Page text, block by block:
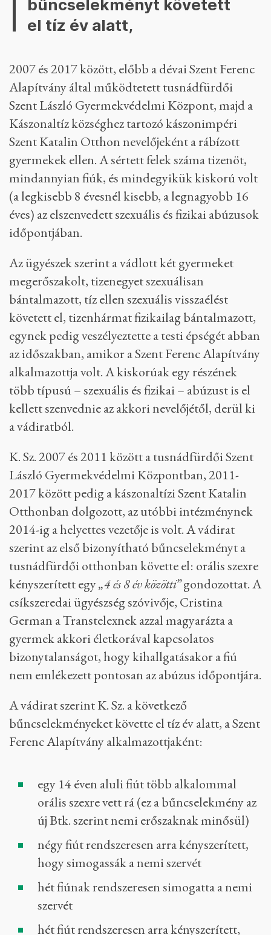
bűncselekményt követett
el tíz év alatt,
2007 és 2017 között, előbb a dévai Szent Ferenc
Alapítvány által működtetett tusnádfürdői
Szent László Gyermekvédelmi Központ, majd a
Kászonaltíz községhez tartozó kászonimpéri
Szent Katalin Otthon nevelőjeként a rábízott
gyermekek ellen. A sértett felek száma tizenöt,
mindannyian fiúk, és mindegyikük kiskorú volt
(a legkisebb 8 évesnél kisebb, a legnagyobb 16
éves) az elszenvedett szexuális és fizikai abúzusok
időpontjában.
Az ügyészek szerint a vádlott két gyermeket
megerőszakolt, tizenegyet szexuálisan
bántalmazott, tíz ellen szexuális visszaélést
követett el, tizenhármat fizikailag bántalmazott,
egynek pedig veszélyeztette a testi épségét abban
az időszakban, amikor a Szent Ferenc Alapítvány
alkalmazottja volt. A kiskorúak egy részének
több típusú – szexuális és fizikai – abúzust is el
kellett szenvednie az akkori nevelőjétől, derül ki
a vádiratból.
K. Sz. 2007 és 2011 között a tusnádfürdői Szent
László Gyermekvédelmi Központban, 2011-
2017 között pedig a kászonaltízi Szent Katalin
Otthonban dolgozott, az utóbbi intézménynek
2014-ig a helyettes vezetője is volt. A vádirat
szerint az első bizonyítható bűncselekményt a
tusnádfürdői otthonban követte el: orális szexre
kényszerített egy„4 és 8 év közötti”gondozottat. A
csíkszeredai ügyészség szóvivője, Cristina
German a Transtelexnek azzal magyarázta a
gyermek akkori életkorával kapcsolatos
bizonytalanságot, hogy kihallgatásakor a fiú
nem emlékezett pontosan az abúzus időpontjára.
A vádirat szerint K. Sz. a következő
bűncselekményeket követte el tíz év alatt, a Szent
Ferenc Alapítvány alkalmazottjaként:
egy 14 éven aluli fiút több alkalommal
orális szexre vett rá (ez a bűncselekmény az
új Btk. szerint nemi erőszaknak minősül)
négy fiút rendszeresen arra kényszerített,
hogy simogassák a nemi szervét
hét fiúnak rendszeresen simogatta a nemi
szervét
hét fiút rendszeresen arra kényszerített,